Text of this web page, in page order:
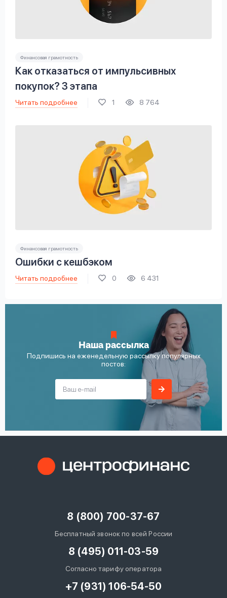
Финансовая грамотность
Как отказаться от импульсивных
покупок? 3 этапа
Читать подробнее 1 8 764
Финансовая грамотность
Ошибки с кешбэком
Читать подробнее 0 6 431
Наша рассылка
Подпишись на еженедельную рассылку популярных
постов:
8 (800) 700-37-67
Бесплатный звонок по всей России
8 (495) 011-03-59
Согласно тарифу оператора
+7 (931) 106-54-50